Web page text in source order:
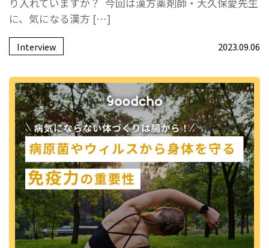
り入れていますか？ 今回は漢方薬剤師・大久保愛先生
に、気になる漢方 […]
Interview 2023.09.06